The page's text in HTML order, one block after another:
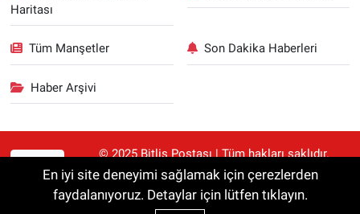
Haritası
Tüm Manşetler Son Dakika Haberleri
Haber Arşivi
© 2025 Bitlis Postası | Tüm hakları saklıdır.
Haberler kaynak gösterilmeden alıntılanamaz.
En iyi site deneyimi sağlamak için çerezlerden
faydalanıyoruz. Detaylar için lütfen tıklayın.